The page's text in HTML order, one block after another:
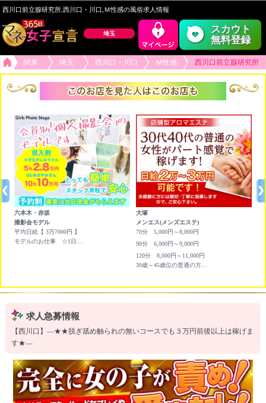
西川口前立腺研究所,西川口・川口,Ｍ性感の風俗求人情報
埼玉 スカウト
無料登録
関東 埼玉 西川口・川口 Ｍ性感 西川口前立腺研究所
六本木・赤坂
撮影会モデル
平均日給【 3万7000円 】
大塚
メンエス(メンズエステ)
70分 5,000円～8,000円
90分 6,000円～9,000円
120分 8,000円～11,000円
求人急募情報
【西川口】―★★脱ぎ舐め触られの無いコースでも３万円前後以上は稼げま
す★―